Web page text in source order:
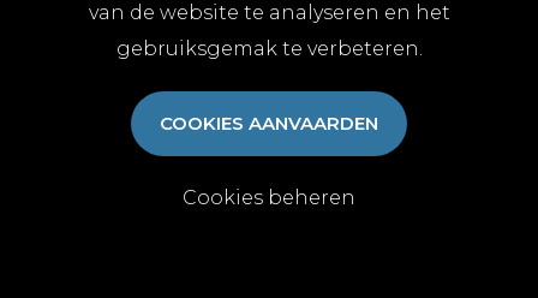
van de website te analyseren en het
gebruiksgemak te verbeteren.
COOKIES AANVAARDEN
Cookies beheren
Algemene abonnementsvoorwaarden